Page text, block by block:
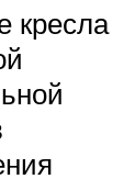
кресла